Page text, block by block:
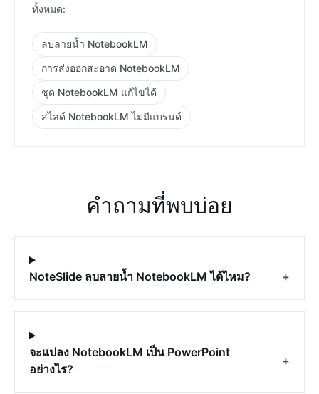
ทั้งหมด:
ลบลายน้ำ NotebookLM
การส่งออกสะอาด NotebookLM
ชุด NotebookLM แก้ไขได้
สไลด์ NotebookLM ไม่มีแบรนด์
คำถามที่พบบ่อย
NoteSlide ลบลายน้ำ NotebookLM ได้ไหม? +
จะแปลง NotebookLM เป็น PowerPoint
อย่างไร?
+